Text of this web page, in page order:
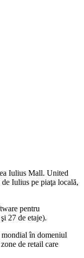
Iulius Mall. United
Iulius pe piaţa locală,
pentru
27 de etaje).
în domeniul
de retail care